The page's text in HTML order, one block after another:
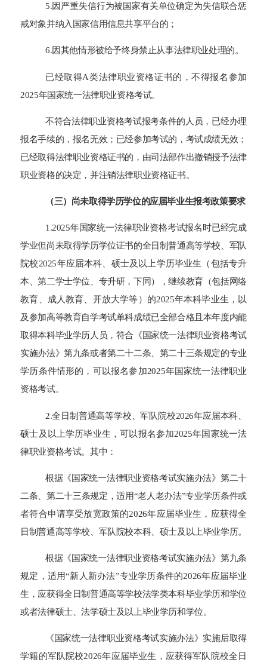
5.因严重失信行为被国家有关单位确定为失信联合惩
戒对象并纳入国家信用信息共享平台的；
6.因其他情形被给予终身禁止从事法律职业处理的。
已经取得A类法律职业资格证书的，不得报名参加
2025年国家统一法律职业资格考试。
不符合法律职业资格考试报考条件的人员，已经办理
报名手续的，报名无效；已经参加考试的，考试成绩无效；
已经取得法律职业资格证书的，由司法部作出撤销授予法律
职业资格的决定，并注销法律职业资格证书。
（三）尚未取得学历学位的应届毕业生报考政策要求
1.2025年国家统一法律职业资格考试报名时已经完成
学业但尚未取得学历学位证书的全日制普通高等学校、军队
院校2025年应届本科、硕士及以上学历毕业生（包括专升
本、第二学士学位、专升研，下同），继续教育（包括网络
教育、成人教育、开放大学等）的2025年本科毕业生，以
及参加高等教育自学考试单科成绩已全部合格且本年度内能
取得本科毕业学历人员，符合《国家统一法律职业资格考试
实施办法》第九条或者第二十二条、第二十三条规定的专业
学历条件情形的，可以报名参加2025年国家统一法律职业
资格考试。
2.全日制普通高等学校、军队院校2026年应届本科、
硕士及以上学历毕业生，可以报名参加2025年国家统一法
律职业资格考试。其中：
根据《国家统一法律职业资格考试实施办法》第二十
二条、第二十三条规定，适用“老人老办法”专业学历条件或
者符合申请享受放宽政策的2026年应届毕业生，应获得全
日制普通高等学校、军队院校本科、硕士及以上毕业学历。
根据《国家统一法律职业资格考试实施办法》第九条
规定，适用“新人新办法”专业学历条件的2026年应届毕业
生，应获得全日制普通高等学校法学类本科毕业学历和学位
或者法律硕士、法学硕士及以上毕业学历和学位。
《国家统一法律职业资格考试实施办法》实施后取得
学籍的军队院校2026年应届毕业生，应获得军队院校全日